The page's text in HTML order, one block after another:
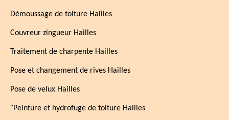
Démoussage de toiture Hailles
Couvreur zingueur Hailles
Traitement de charpente Hailles
Pose et changement de rives Hailles
Pose de velux Hailles
¨Peinture et hydrofuge de toiture Hailles